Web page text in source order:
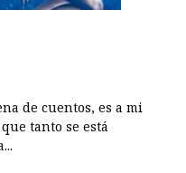
de cuentos, es a mi
tanto se está